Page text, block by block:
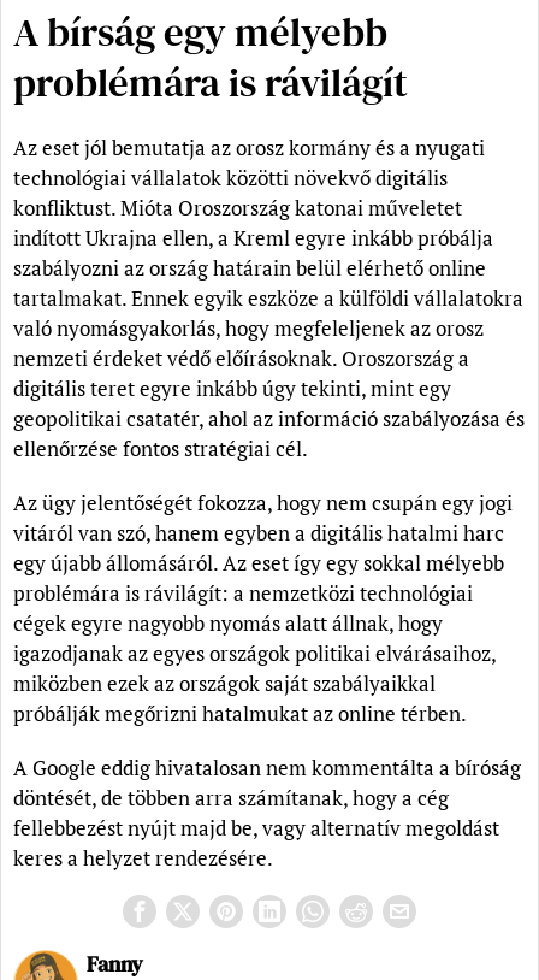
A bírság egy mélyebb
problémára is rávilágít
Az eset jól bemutatja az orosz kormány és a nyugati
technológiai vállalatok közötti növekvő digitális
konfliktust. Mióta Oroszország katonai műveletet
indított Ukrajna ellen, a Kreml egyre inkább próbálja
szabályozni az ország határain belül elérhető online
tartalmakat. Ennek egyik eszköze a külföldi vállalatokra
való nyomásgyakorlás, hogy megfeleljenek az orosz
nemzeti érdeket védő előírásoknak. Oroszország a
digitális teret egyre inkább úgy tekinti, mint egy
geopolitikai csatatér, ahol az információ szabályozása és
ellenőrzése fontos stratégiai cél.
Az ügy jelentőségét fokozza, hogy nem csupán egy jogi
vitáról van szó, hanem egyben a digitális hatalmi harc
egy újabb állomásáról. Az eset így egy sokkal mélyebb
problémára is rávilágít: a nemzetközi technológiai
cégek egyre nagyobb nyomás alatt állnak, hogy
igazodjanak az egyes országok politikai elvárásaihoz,
miközben ezek az országok saját szabályaikkal
próbálják megőrizni hatalmukat az online térben.
A Google eddig hivatalosan nem kommentálta a bíróság
döntését, de többen arra számítanak, hogy a cég
fellebbezést nyújt majd be, vagy alternatív megoldást
keres a helyzet rendezésére.
Fanny